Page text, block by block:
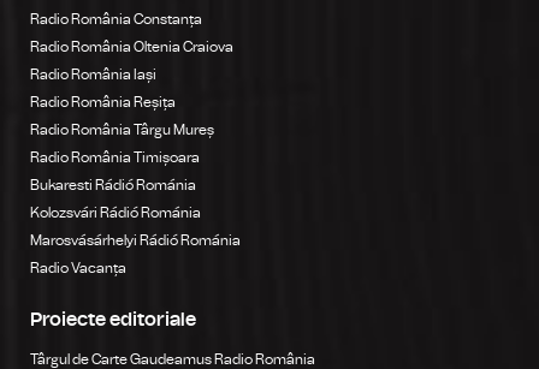
Radio România Constanța
Radio România Oltenia Craiova
Radio România Iași
Radio România Reșița
Radio România Târgu Mureș
Radio România Timișoara
Bukaresti Rádió Románia
Kolozsvári Rádió Románia
Marosvásárhelyi Rádió Románia
Radio Vacanța
Proiecte editoriale
Târgul de Carte Gaudeamus Radio România